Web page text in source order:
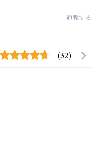
通報する
(32)